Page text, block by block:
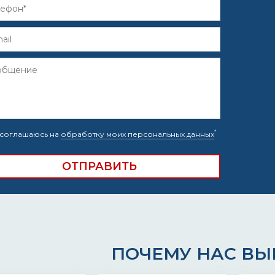
на обработку моих персональных данных*
ПОЧЕМУ НАС